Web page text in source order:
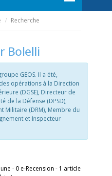
Recherche
Bolelli
GEOS. Il a été,
opérations à la Direction
(DGSE), Directeur de
de la Défense (DPSD),
Militaire (DRM), Membre du
et Inspecteur
- 0 e-Recension - 1 article